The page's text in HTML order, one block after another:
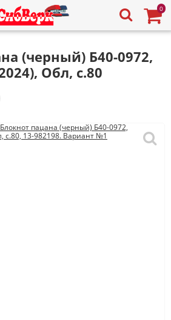
0
(черный) Б40-0972,
Обл, c.80